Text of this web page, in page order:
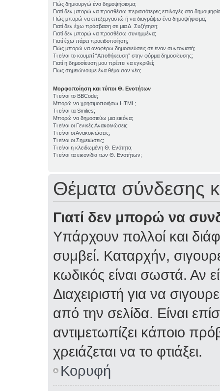
Πώς δημιουργώ ένα δημοψήφισμα;
Γιατί δεν μπορώ να προσθέσω περισσότερες επιλογές στα
Πώς μπορώ να επεξεργαστώ ή να διαγράψω ένα δημοψήφισμα;
Γιατί δεν έχω πρόσβαση σε μια Δ. Συζήτηση;
Γιατί δεν μπορώ να προσθέσω συνημμένα;
Γιατί έχω πάρει προειδοποίηση;
Πώς μπορώ να αναφέρω δημοσιεύσεις σε έναν συντονιστή;
Τι είναι το κουμπί “Αποθήκευση” στην φόρμα δημοσίευσης;
Γιατί η δημοσίευση μου πρέπει να εγκριθεί;
Πως σημειώνουμε ένα θέμα σαν νέο;
Μορφοποίηση και τύποι Θ. Ενοτήτων
Τι είναι το BBCode;
Μπορώ να χρησιμοποιήσω HTML;
Τι είναι τα Smilies;
Μπορώ να δημοσιεύω μια εικόνα;
Τι είναι οι Γενικές Ανακοινώσεις;
Τι είναι οι Ανακοινώσεις;
Τι είναι οι Σημειώσεις;
Τι είναι η κλειδωμένη Θ. Ενότητα;
Τι είναι τα εικονίδια των Θ. Ενοτήτων;
Θέματα σύνδεσης
Γιατί δεν μπορώ να
Υπάρχουν πολλοί και
συμβεί. Καταρχήν,
κωδικός είναι σωστά. Αν
Διαχειριστή για να
από την σελίδα. Είναι
αντιμετωπίζει κάποιο
χρειάζεται να το φτιάξει.
Κορυφή